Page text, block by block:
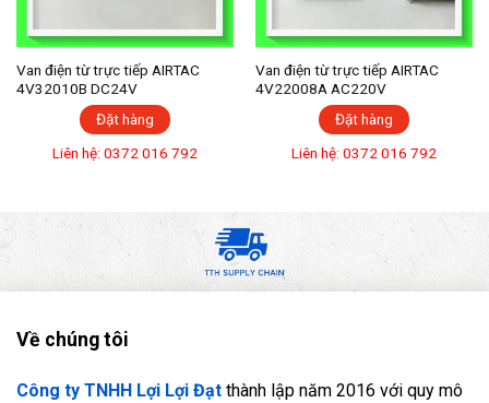
Van điện từ trực tiếp AIRTAC
4V32010B DC24V
Đặt hàng
Liên hệ: 0372 016 792
Van điện từ trực tiếp AIRTAC
4V22008A AC220V
Đặt hàng
Liên hệ: 0372 016 792
Về chúng tôi
Công ty TNHH Lợi Lợi Đạt thành lập năm 2016 với quy mô